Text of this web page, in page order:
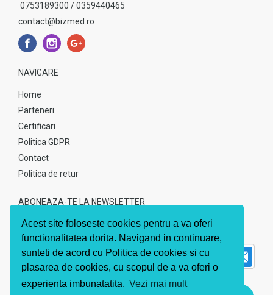
Acest site foloseste cookies pentru a va oferi
functionalitatea dorita. Navigand in continuare,
sunteti de acord cu Politica de cookies si cu
plasarea de cookies, cu scopul de a va oferi o
experienta imbunatatita. Vezi mai mult
0753189300 / 0359440465
contact@bizmed.ro
NAVIGARE
Home
Parteneri
Certificari
Politica GDPR
Contact
Politica de retur
ABONEAZA-TE LA NEWSLETTER
Abonati-va pentru a fii la curent cu noile noutati